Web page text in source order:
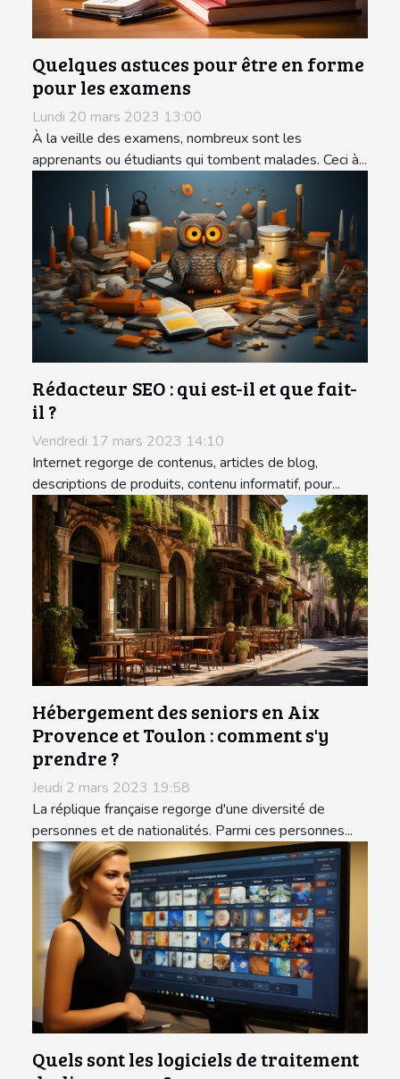
Quelques astuces pour être en forme
pour les examens
Lundi 20 mars 2023 13:00
À la veille des examens, nombreux sont les
apprenants ou étudiants qui tombent malades. Ceci à...
Rédacteur SEO : qui est-il et que fait-
il ?
Vendredi 17 mars 2023 14:10
Internet regorge de contenus, articles de blog,
descriptions de produits, contenu informatif, pour...
Hébergement des seniors en Aix
Provence et Toulon : comment s'y
prendre ?
Jeudi 2 mars 2023 19:58
La réplique française regorge d'une diversité de
personnes et de nationalités. Parmi ces personnes...
Quels sont les logiciels de traitement